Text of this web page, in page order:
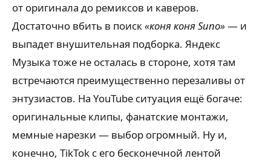
от оригинала до ремиксов и каверов.
Достаточно вбить в поиск«коня коня Suno»— и
выпадет внушительная подборка. Яндекс
Музыка тоже не осталась в стороне, хотя там
встречаются преимущественно перезаливы от
энтузиастов. На YouTube ситуация ещё богаче:
оригинальные клипы, фанатские монтажи,
мемные нарезки — выбор огромный. Ну и,
конечно, TikTok с его бесконечной лентой